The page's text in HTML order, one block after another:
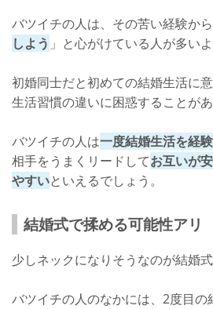
バツイチの人は、その苦い経験か
しよう 」と心がけている人が多いよ
初婚同士だと初めての結婚生活に
生活習慣の違いに困惑することがあ
バツイチの人は一度結婚生活を経
相手をうまくリードしてお互いが
やすいといえるでしょう。
結婚式で揉める可能性アリ
少しネックになりそうなのが結婚式
バツイチの人のなかには、2度目の